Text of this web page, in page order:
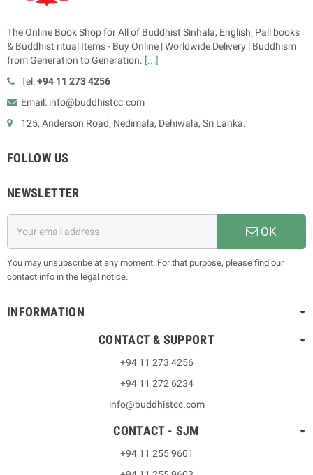
The Online Book Shop for All of Buddhist Sinhala, English, Pali books
& Buddhist ritual Items - Buy Online | Worldwide Delivery | Buddhism
from Generation to Generation. [...]
Tel:+94 11 273 4256
Email: info@buddhistcc.com
125, Anderson Road, Nedimala, Dehiwala, Sri Lanka.
FOLLOW US
NEWSLETTER
OK
You may unsubscribe at any moment. For that purpose, please find our
contact info in the legal notice.
INFORMATION
CONTACT & SUPPORT
+94 11 273 4256
+94 11 272 6234
info@buddhistcc.com
CONTACT - SJM
+94 11 255 9601